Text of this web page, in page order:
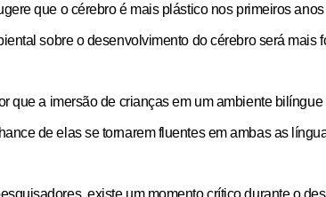
que o cérebro é mais plástico nos primeiros
sobre o desenvolvimento do cérebro será mais
que a imersão de crianças em um ambiente
de elas se tornarem fluentes em ambas as
existe um momento crítico durante o